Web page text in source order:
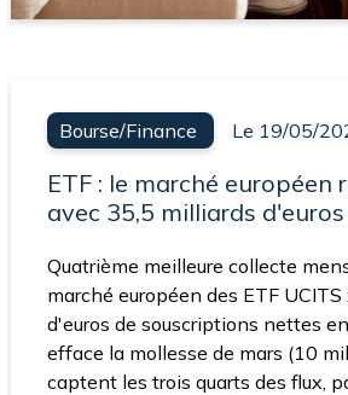
Bourse/Finance Le 19/05/
ETF : le marché européen
avec 35,5 milliards
Quatrième meilleure collecte
marché européen des ETF
d'euros de souscriptions nettes
efface la mollesse de mars (10
captent les trois quarts des flux,